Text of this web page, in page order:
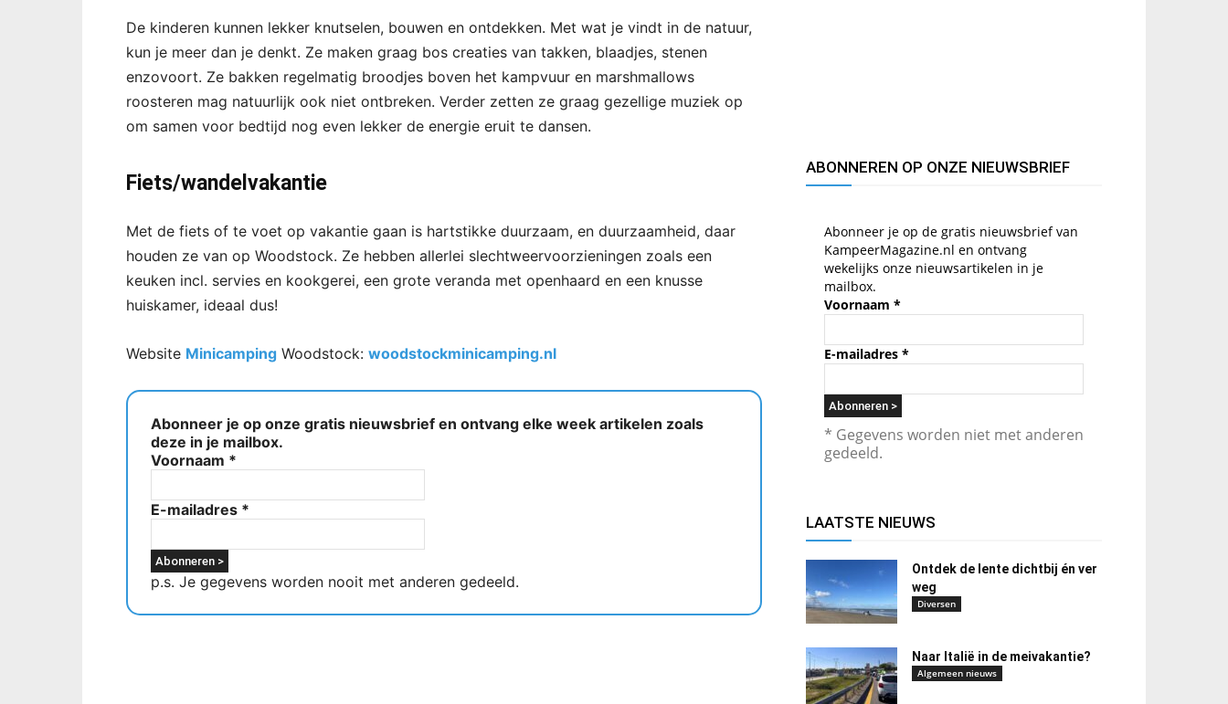
De kinderen kunnen lekker knutselen, bouwen en ontdekken. Met wat je vindt in de natuur,
kun je meer dan je denkt. Ze maken graag bos creaties van takken, blaadjes, stenen
enzovoort. Ze bakken regelmatig broodjes boven het kampvuur en marshmallows
roosteren mag natuurlijk ook niet ontbreken. Verder zetten ze graag gezellige muziek op
om samen voor bedtijd nog even lekker de energie eruit te dansen.
Fiets/wandelvakantie
Met de fiets of te voet op vakantie gaan is hartstikke duurzaam, en duurzaamheid, daar
houden ze van op Woodstock. Ze hebben allerlei slechtweervoorzieningen zoals een
keuken incl. servies en kookgerei, een grote veranda met openhaard en een knusse
huiskamer, ideaal dus!
Website Minicamping Woodstock: woodstockminicamping.nl
Abonneer je op onze gratis nieuwsbrief en ontvang elke week artikelen zoals
deze in je mailbox.
Voornaam *
E-mailadres *
p.s. Je gegevens worden nooit met anderen gedeeld.
ABONNEREN OP ONZE NIEUWSBRIEF
Abonneer je op de gratis nieuwsbrief van
KampeerMagazine.nl en ontvang
wekelijks onze nieuwsartikelen in je
mailbox.
Voornaam *
E-mailadres *
* Gegevens worden niet met anderen
gedeeld.
LAATSTE NIEUWS
Ontdek de lente dichtbij én ver
weg
Diversen
Naar Italië in de meivakantie?
Algemeen nieuws